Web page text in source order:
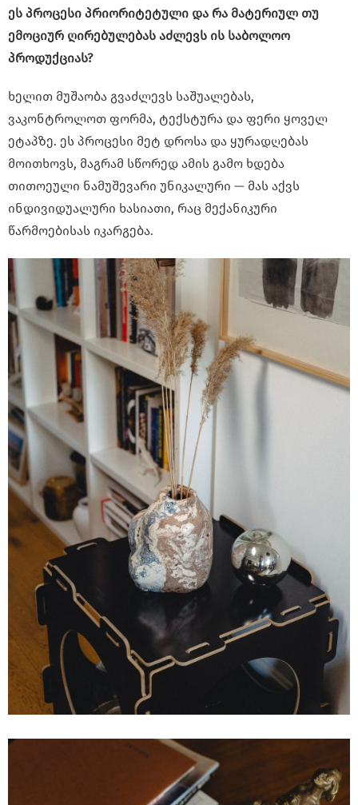
ეს პროცესი პრიორიტეტული და რა მატერიულ თუ
ემოციურ ღირებულებას აძლევს ის საბოლოო
პროდუქციას?
ხელით მუშაობა გვაძლევს საშუალებას,
ვაკონტროლოთ ფორმა, ტექსტურა და ფერი ყოველ
ეტაპზე. ეს პროცესი მეტ დროსა და ყურადღებას
მოითხოვს, მაგრამ სწორედ ამის გამო ხდება
თითოეული ნამუშევარი უნიკალური — მას აქვს
ინდივიდუალური ხასიათი, რაც მექანიკური
წარმოებისას იკარგება.